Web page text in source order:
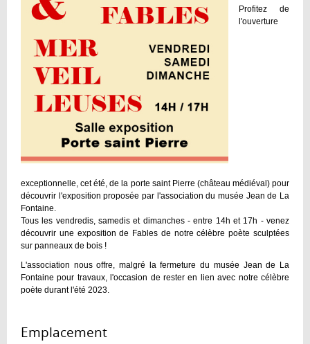
Profitez de
l'ouverture
exceptionnelle, cet été, de la porte saint Pierre (château médiéval) pour
découvrir l'exposition proposée par l'association du musée Jean de La
Fontaine.
Tous les vendredis, samedis et dimanches - entre 14h et 17h - venez
découvrir une exposition de Fables de notre célèbre poète sculptées
sur panneaux de bois !
L'association nous offre, malgré la fermeture du musée Jean de La
Fontaine pour travaux, l'occasion de rester en lien avec notre célèbre
poète durant l'été 2023.
Emplacement :